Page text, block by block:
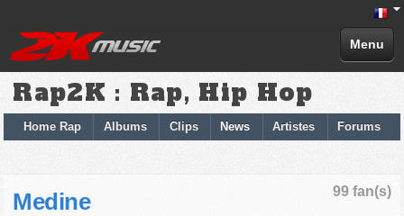
Menu
Rap2K : Rap, Hip Hop
Home Rap Albums Clips News Artistes Forums
99 fan(s)
Medine